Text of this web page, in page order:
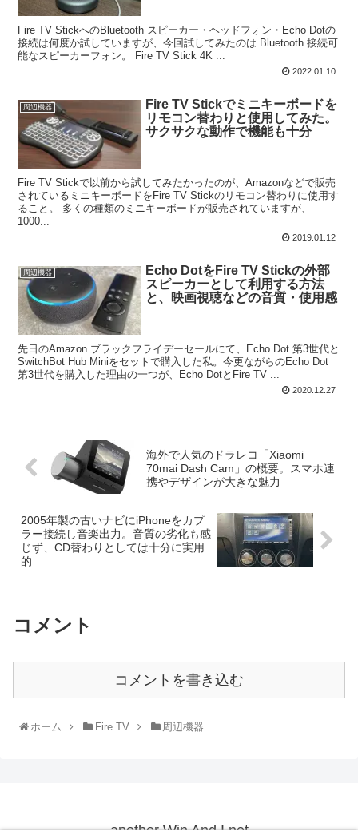
Fire TV StickへのBluetooth スピーカー・ヘッドフォン・Echo Dotの
接続は何度か試していますが、今回試してみたのは Bluetooth 接続可
能なスピーカーフォン。 Fire TV Stick 4K ...
2022.01.10
周辺機器
Fire TV Stickでミニキーボードを
リモコン替わりと使用してみた。
サクサクな動作で機能も十分
Fire TV Stickで以前から試してみたかったのが、Amazonなどで販売
されているミニキーボードをFire TV Stickのリモコン替わりに使用す
ること。 多くの種類のミニキーボードが販売されていますが、
1000...
2019.01.12
周辺機器
Echo DotをFire TV Stickの外部
スピーカーとして利用する方法
と、映画視聴などの音質・使用感
先日のAmazon ブラックフライデーセールにて、Echo Dot 第3世代と
SwitchBot Hub Miniをセットで購入した私。今更ながらのEcho Dot
第3世代を購入した理由の一つが、Echo DotとFire TV ...
2020.12.27
海外で人気のドラレコ「Xiaomi
70mai Dash Cam」の概要。スマホ連
携やデザインが大きな魅力
2005年製の古いナビにiPhoneをカプ
ラー接続し音楽出力。音質の劣化も感
じず、CD替わりとしては十分に実用
的
コメント
コメントを書き込む
ホーム Fire TV 周辺機器